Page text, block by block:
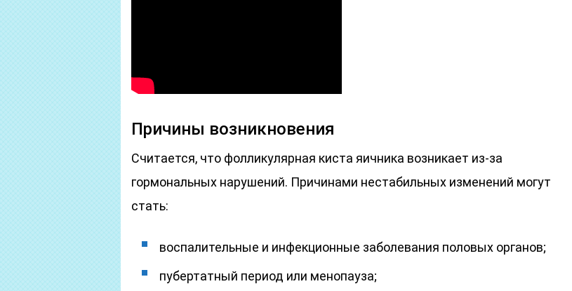
Причины возникновения
Считается, что фолликулярная киста яичника возникает из-за
гормональных нарушений. Причинами нестабильных изменений могут
стать:
воспалительные и инфекционные заболевания половых органов;
пубертатный период или менопауза;